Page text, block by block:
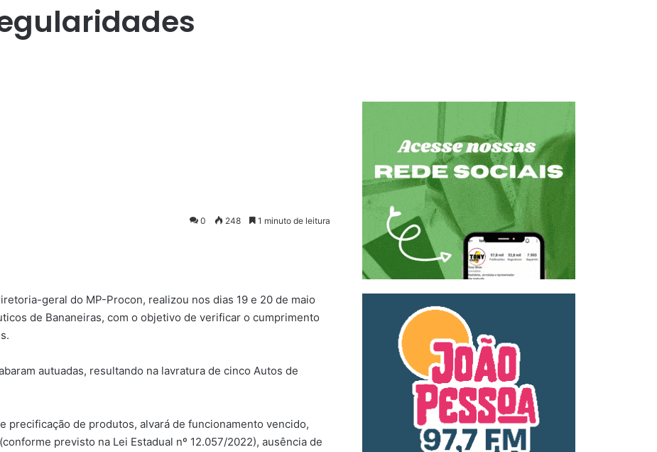
0 248 1 minuto de leitura
geral do MP-Procon, realizou nos dias 19 e 20 de maio
de Bananeiras, com o objetivo de verificar o cumprimento
autuadas, resultando na lavratura de cinco Autos de
precificação de produtos, alvará de funcionamento vencido,
previsto na Lei Estadual nº 12.057/2022), ausência de